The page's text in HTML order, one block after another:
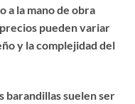
a la mano de obra
pueden variar
y la complejidad del
barandillas suelen ser